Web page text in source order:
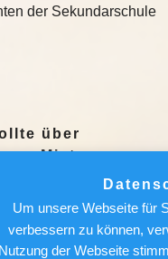
der Sekundarschule
über
Mieter
einer attraktiven
künftige Mieter lauern
Um unsere Webseite für
verbessern zu können,
der Webseite